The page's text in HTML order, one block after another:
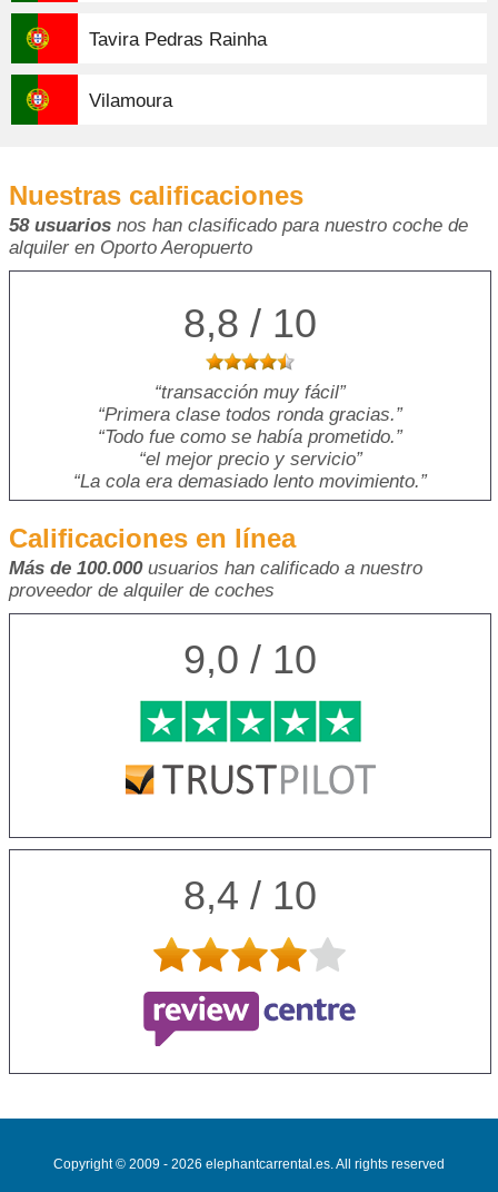
Tavira Pedras Rainha
Vilamoura
Nuestras calificaciones
58 usuarios nos han clasificado para nuestro coche de
alquiler en Oporto Aeropuerto
8,8 / 10
transacción muy fácil
Primera clase todos ronda gracias.
Todo fue como se había prometido.
el mejor precio y servicio
La cola era demasiado lento movimiento.
Calificaciones en línea
Más de 100.000usuarios han calificado a nuestro
proveedor de alquiler de coches
9,0 / 10
8,4 / 10
Copyright © 2009 - 2026 elephantcarrental.es. All rights reserved